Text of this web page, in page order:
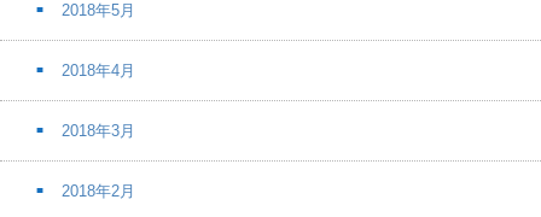
2018年5月
2018年4月
2018年3月
2018年2月